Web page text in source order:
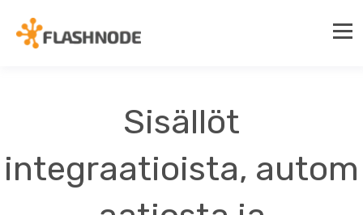
Sisällöt
integraatioista, autom